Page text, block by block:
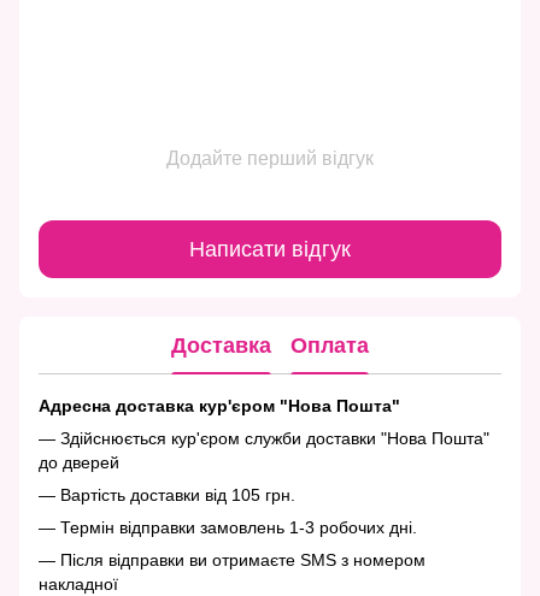
Додайте перший відгук
Написати відгук
Доставка Оплата
Адресна доставка кур'єром "Нова Пошта"
— Здійснюється кур'єром служби доставки "Нова Пошта"
до дверей
— Вартість доставки від 105 грн.
— Термін відправки замовлень 1-3 робочих дні.
— Після відправки ви отримаєте SMS з номером
накладної